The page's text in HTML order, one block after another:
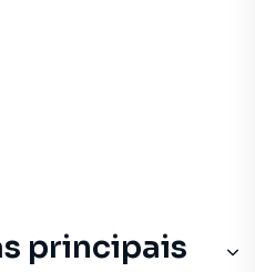
principais